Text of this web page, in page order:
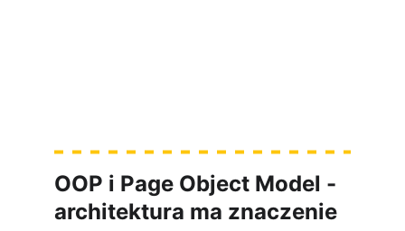
OOP i Page Object Model -
architektura ma znaczenie